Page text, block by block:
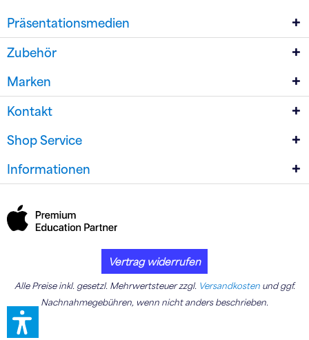
Präsentationsmedien
Zubehör
Marken
Kontakt
Shop Service
Informationen
Vertrag widerrufen
Alle Preise inkl. gesetzl. Mehrwertsteuer zzgl. Versandkostenund ggf.
Nachnahmegebühren, wenn nicht anders beschrieben.